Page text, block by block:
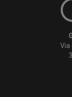
Via